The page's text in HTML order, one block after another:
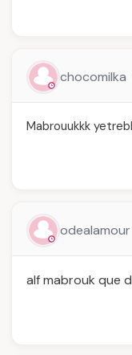
chocomilka
Mabrouukkk
odealamour
alf mabrouk que